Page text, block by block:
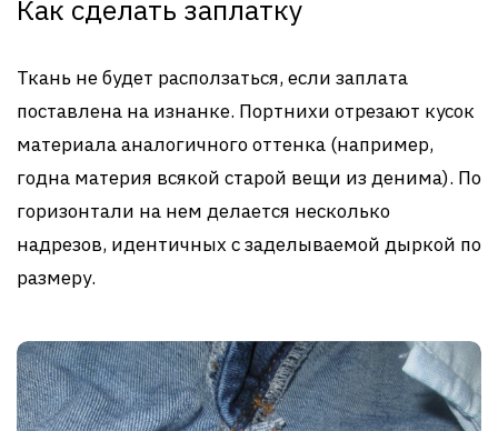
Как сделать заплатку
Ткань не будет расползаться, если заплата
поставлена на изнанке. Портнихи отрезают кусок
материала аналогичного оттенка (например,
годна материя всякой старой вещи из денима). По
горизонтали на нем делается несколько
надрезов, идентичных с заделываемой дыркой по
размеру.